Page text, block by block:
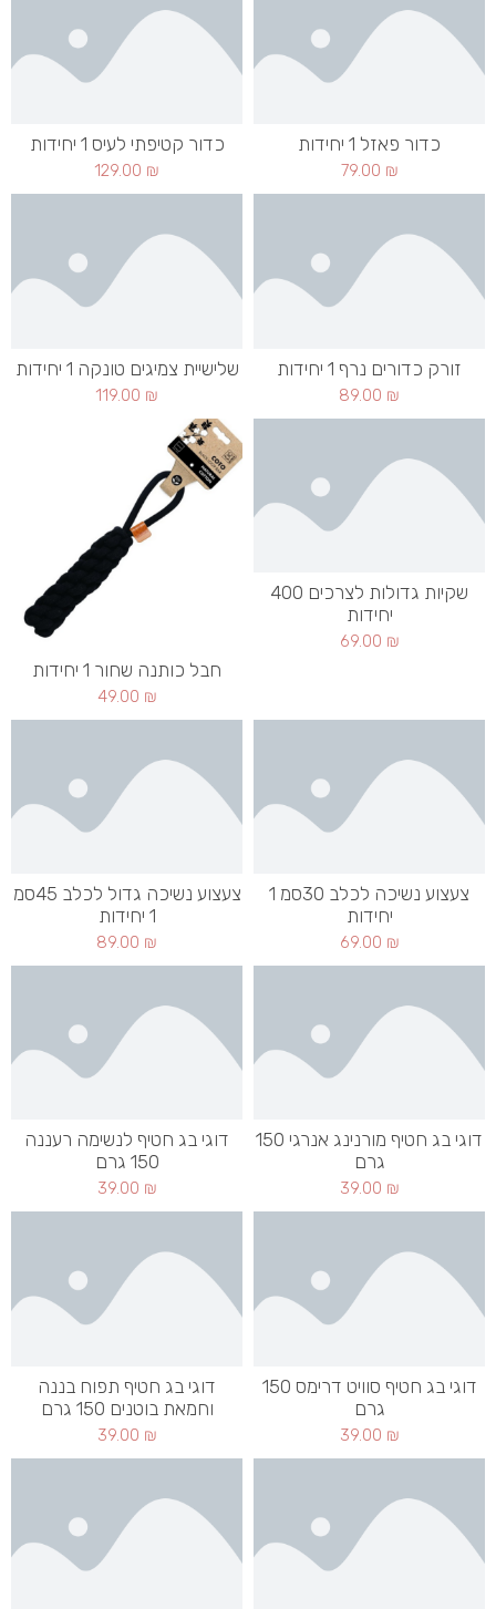
כדור פאזל 1 יחידות
79.00 ₪
כדור קטיפתי לעיס 1 יחידות
129.00 ₪
זורק כדורים נרף 1 יחידות
89.00 ₪
שלישיית צמיגים טונקה 1 יחידות
119.00 ₪
שקיות גדולות לצרכים 400
יחידות
69.00 ₪
חבל כותנה שחור 1 יחידות
49.00 ₪
צעצוע נשיכה לכלב 30סמ 1
יחידות
69.00 ₪
צעצוע נשיכה גדול לכלב 45סמ
1 יחידות
89.00 ₪
דוגי בג חטיף מורנינג אנרגי 150
גרם
39.00 ₪
דוגי בג חטיף לנשימה רעננה
150 גרם
39.00 ₪
דוגי בג חטיף סוויט דרימס 150
גרם
39.00 ₪
דוגי בג חטיף תפוח בננה
וחמאת בוטנים 150 גרם
39.00 ₪